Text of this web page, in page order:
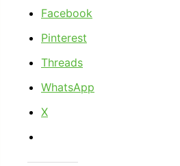
Facebook
Pinterest
Threads
WhatsApp
X